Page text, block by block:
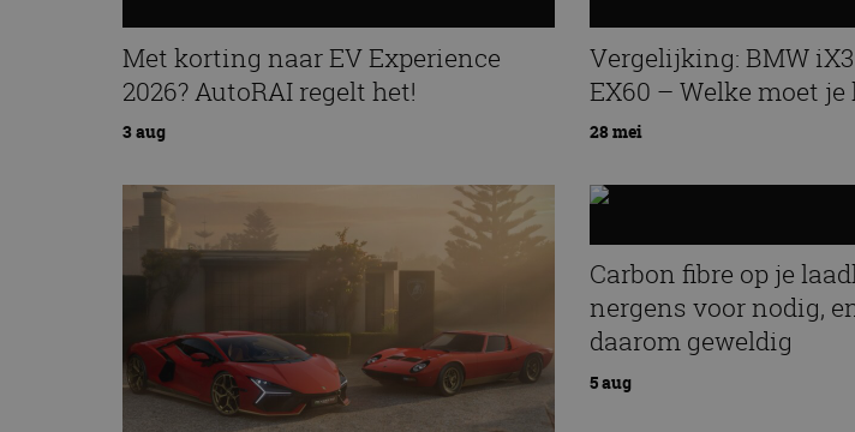
Met korting naar EV Experience
2026? AutoRAI regelt het!
3 aug
Vergelijking: BMW
EX60 – Welke moet je
28 mei
Carbon fibre op je
nergens voor nodig,
daarom geweldig
5 aug